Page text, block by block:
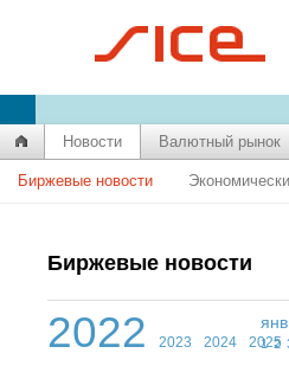
Новости Валютный рынок
Биржевые новости
Биржевые новости
2022 2023 2024 2025
янв
1 2